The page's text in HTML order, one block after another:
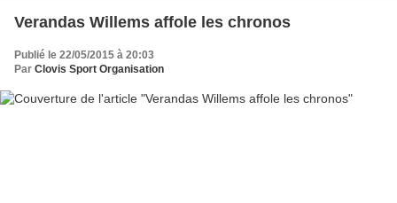
Verandas Willems affole les chronos
Publié le 22/05/2015 à 20:03
Par Clovis Sport Organisation